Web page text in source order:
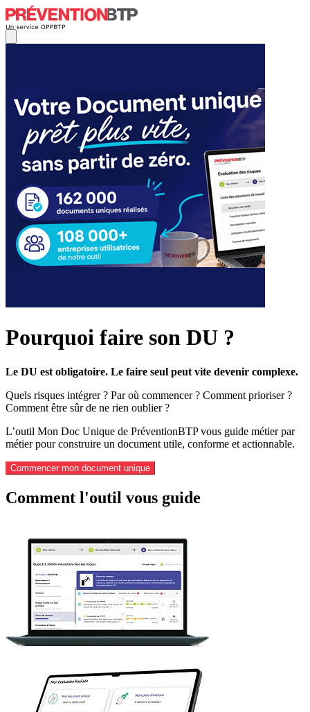
Pourquoi faire son DU ?
Le DU est obligatoire. Le faire seul peut vite devenir complexe.
Quels risques intégrer ? Par où commencer ? Comment prioriser ?
Comment être sûr de ne rien oublier ?
L’outil Mon Doc Unique de PréventionBTP vous guide métier par
métier pour construire un document utile, conforme et actionnable.
Commencer mon document unique
Comment l'outil vous guide